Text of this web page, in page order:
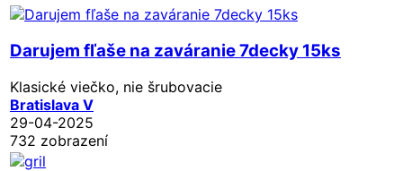
Darujem fľaše na zaváranie 7decky 15ks
Klasické viečko, nie šrubovacie
Bratislava V
29-04-2025
732 zobrazení